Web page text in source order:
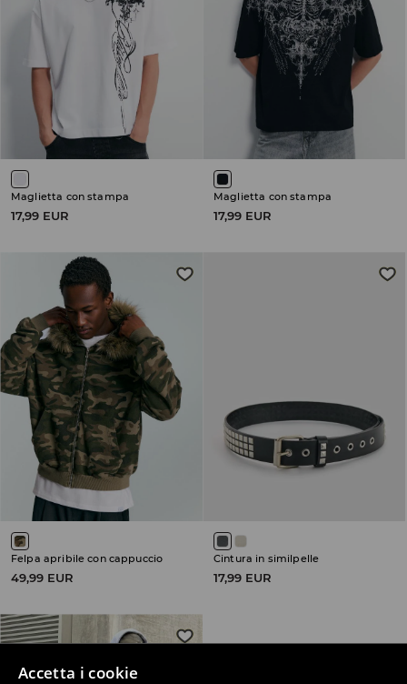
Accetta i cookie
Maglietta con stampa
17,99 EUR
Maglietta con stampa
17,99 EUR
Felpa apribile con cappuccio
49,99 EUR
Cintura in similpelle
17,99 EUR